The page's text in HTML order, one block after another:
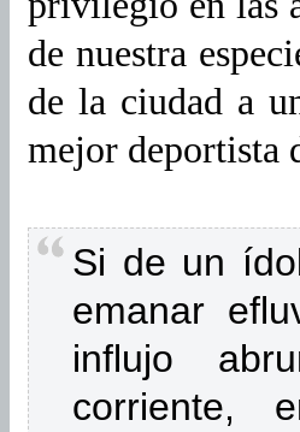
de nuestra
de la ciudad a
mejor deportista
Si de un
emanar
influjo
corriente,